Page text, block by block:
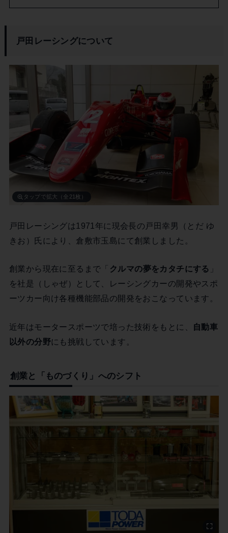
戸田レーシングについて
タップで拡大（全21枚）
戸田レーシングは1971年に現会長の戸田幸男（とだ ゆ
きお）氏により、倉敷市玉島にて創業しました。
創業から現在に至るまで「 クルマの夢をカタチにする
を社是（しゃぜ）として、レーシングカーの開発やスポ
ーツカー向け各種機能部品の開発をおこなっています。
近年はモータースポーツで培った技術をもとに、
自動車
以外の分野にも挑戦しています。
創業と「ものづくり」へのシフト